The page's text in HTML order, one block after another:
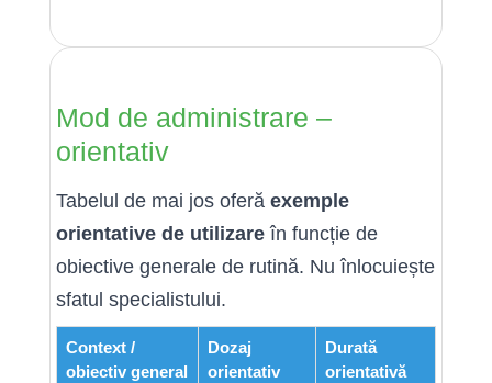
Mod de administrare –
orientativ
Tabelul de mai jos oferă exemple
orientative de utilizare în funcție de
obiective generale de rutină. Nu înlocuiește
sfatul specialistului.
Context /
obiectiv general
Dozaj
orientativ
Durată
orientativă